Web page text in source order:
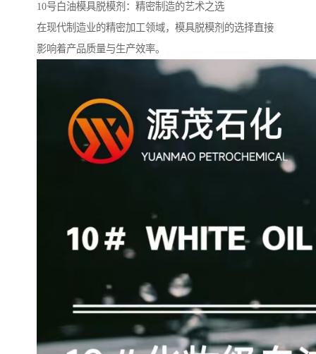
10号白油模具脱模剂：精密制造的艺术之选
在现代制造业的精密加工领域，模具脱模剂的选择直接
影响着产品质量与生产效率。